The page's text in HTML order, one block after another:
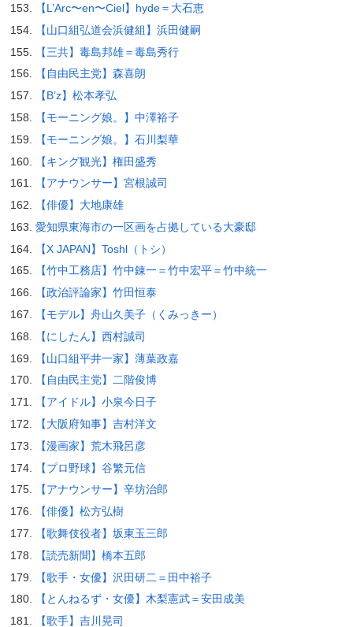
【L’Arc〜en〜Ciel】hyde＝大石恵
【山口組弘道会浜健組】浜田健嗣
【三共】毒島邦雄＝毒島秀行
【自由民主党】森喜朗
【B’z】松本孝弘
【モーニング娘。】中澤裕子
【モーニング娘。】石川梨華
【キング観光】権田盛秀
【アナウンサー】宮根誠司
【俳優】大地康雄
愛知県東海市の一区画を占拠している大豪邸
【X JAPAN】Toshl（トシ）
【竹中工務店】竹中錬一＝竹中宏平＝竹中統一
【政治評論家】竹田恒泰
【モデル】舟山久美子（くみっきー）
【にしたん】西村誠司
【山口組平井一家】薄葉政嘉
【自由民主党】二階俊博
【アイドル】小泉今日子
【大阪府知事】吉村洋文
【漫画家】荒木飛呂彦
【プロ野球】谷繁元信
【アナウンサー】辛坊治郎
【俳優】松方弘樹
【歌舞伎役者】坂東玉三郎
【読売新聞】橋本五郎
【歌手・女優】沢田研二＝田中裕子
【とんねるず・女優】木梨憲武＝安田成美
【歌手】吉川晃司